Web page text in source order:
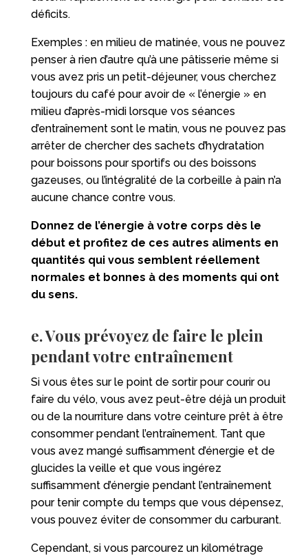
déficits.
Exemples : en milieu de matinée, vous ne pouvez
penser à rien d’autre qu’à une pâtisserie même si
vous avez pris un petit-déjeuner, vous cherchez
toujours du café pour avoir de « l’énergie » en
milieu d’après-midi lorsque vos séances
d’entraînement sont le matin, vous ne pouvez pas
arrêter de chercher des sachets d’hydratation
pour boissons pour sportifs ou des boissons
gazeuses, ou l’intégralité de la corbeille à pain n’a
aucune chance contre vous.
Donnez de l’énergie à votre corps dès le
début et profitez de ces autres aliments en
quantités qui vous semblent réellement
normales et bonnes à des moments qui ont
du sens.
e. Vous prévoyez de faire le plein
pendant votre entraînement
Si vous êtes sur le point de sortir pour courir ou
faire du vélo, vous avez peut-être déjà un produit
ou de la nourriture dans votre ceinture prêt à être
consommer pendant l’entraînement. Tant que
vous avez mangé suffisamment d’énergie et de
glucides la veille et que vous ingérez
suffisamment d’énergie pendant l’entraînement
pour tenir compte du temps que vous dépensez,
vous pouvez éviter de consommer du carburant.
Cependant, si vous parcourez un kilométrage